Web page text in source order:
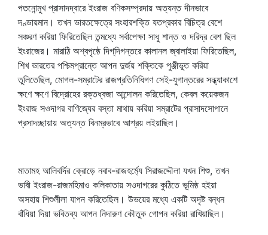
পতনোন্মুখ প্রাসাদদ্বারে ইংরাজ বণিকসম্প্রদায় অত্যন্ত দীনভাবে
দণ্ডায়মান। তখন ভারতক্ষেত্রে সংহারশক্তি যতপ্রকার বিচিত্র বেশে
সঞ্চরণ করিয়া ফিরিতেছিল তন্মধ্যে সর্বাপেক্ষা সাধু শান্ত ও দরিদ্র বেশ ছিল
ইংরাজের। মারাঠি অশ্বপৃষ্ঠে দিগ্‌দিগন্তরে কালানল জ্বালাইয়া ফিরিতেছিল,
শিখ ভারতের পশ্চিমপ্রান্তে আপন দুর্জয় শক্তিকে পুঞ্জীভূত করিয়া
তুলিতেছিল, মোগল-সম্রাটের রাজপ্রতিনিধিগণ সেই-যুগান্তরের সন্ধ্যাকাশে
ক্ষণে ক্ষণে বিদ্রোহের রক্তধ্বজা আন্দোলন করিতেছিল, কেবল কয়েকজন
ইংরাজ সওদাগর বাণিজ্যের বস্তা মাথায় করিয়া সম্রাটের প্রাসাদসোপানে
প্রসাদচ্ছায়ায় অত্যন্ত বিনম্রভাবে আশ্রয় লইয়াছিল।
মাতামহ আলিবর্দির ক্রোড়ে নবাব-রাজহর্ম্যে সিরাজদ্দৌলা যখন শিশু, তখন
ভাবী ইংরাজ-রাজমহিমাও কলিকাতায় সওদাগরের কুঠিতে ভূমিষ্ঠ হইয়া
অসহায় শিশুলীলা যাপন করিতেছিল। উভয়ের মধ্যে একটি অদৃষ্ট বন্ধন
বাঁধিয়া দিয়া ভবিতব্য আপন নিদারুণ কৌতুক গোপন করিয়া রাখিয়াছিল।